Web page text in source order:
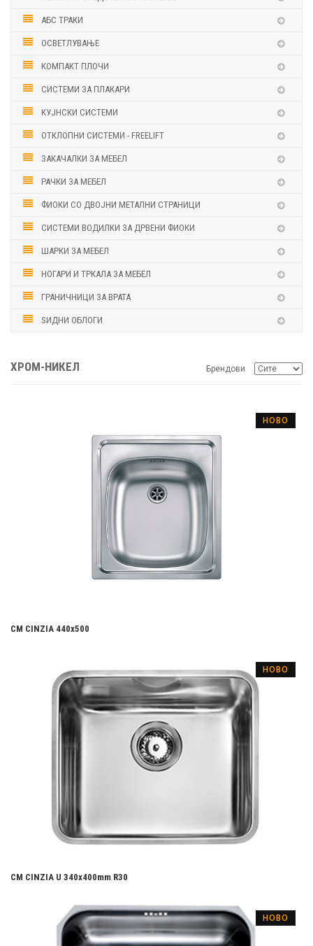
АБС ТРАКИ
ОСВЕТЛУВАЊЕ
КОМПАКТ ПЛОЧИ
СИСТЕМИ ЗА ПЛАКАРИ
КУЈНСКИ СИСТЕМИ
ОТКЛОПНИ СИСТЕМИ - FREELIFT
ЗАКАЧАЛКИ ЗА МЕБЕЛ
РАЧКИ ЗА МЕБЕЛ
ФИОКИ СО ДВОЈНИ МЕТАЛНИ СТРАНИЦИ
СИСТЕМИ ВОДИЛКИ ЗА ДРВЕНИ ФИОКИ
ШАРКИ ЗА МЕБЕЛ
НОГАРИ И ТРКАЛА ЗА МЕБЕЛ
ГРАНИЧНИЦИ ЗА ВРАТА
ЅИДНИ ОБЛОГИ
ХРОМ-НИКЕЛ Брендови
НОВО
CM CINZIA 440x500
НОВО
CM CINZIA U 340х400mm R30
НОВО